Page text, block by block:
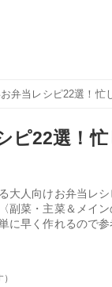
弁当レシピ22選！忙
ピ22選！
大人向けお弁当レ
副菜・主菜＆メイ
に早く作れるので参